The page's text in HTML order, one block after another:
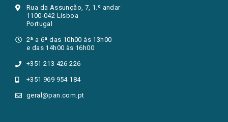
Rua da Assunção, 7, 1.º andar
1100-042 Lisboa
Portugal
2ª a 6ª das 10h00 às 13h00
e das 14h00 às 16h00
+351 213 426 226
+351 969 954 184
geral@pan.com.pt